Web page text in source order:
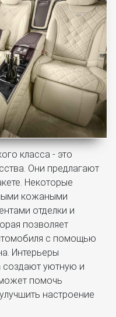
класса - это
Они предлагают
Некоторые
кожаными
отделки и
позволяет
с помощью
Интерьеры
создают уютную и
помочь
настроение